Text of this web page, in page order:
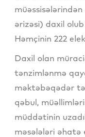
ərizəsi) daxil
Həmçinin 222
Daxil olan
tənzimlənmə
məktəbəqədər
qəbul,
müddətinin
məsələləri əhatə